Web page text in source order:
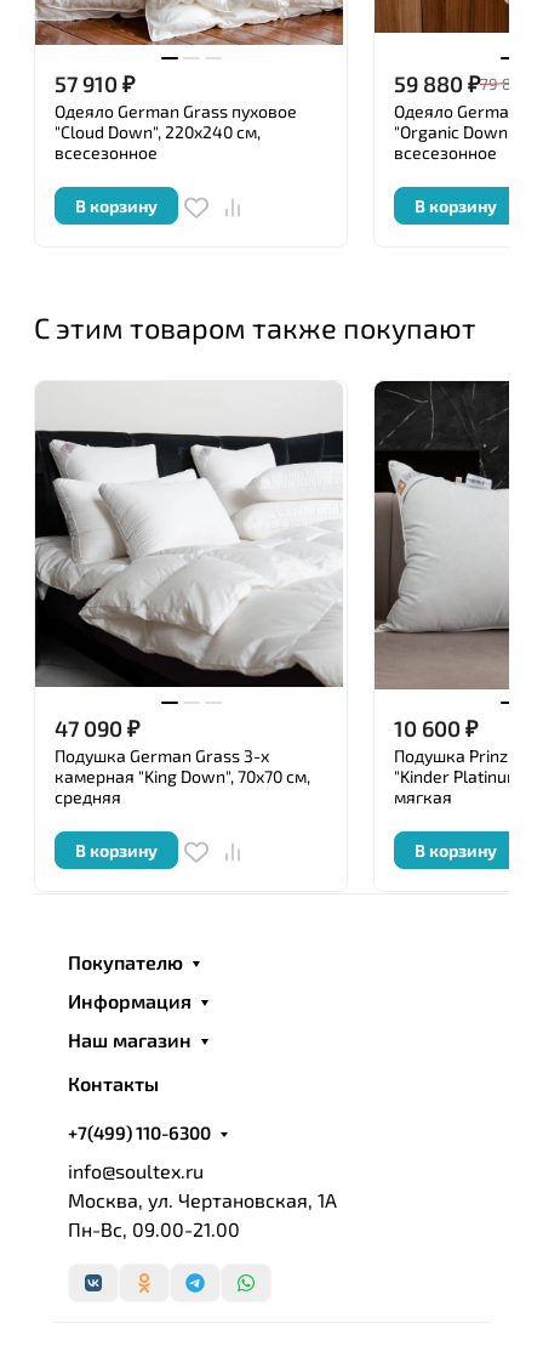
57 910₽
Одеяло German Grass пуховое
"Cloud Down", 220x240 см,
всесезонное
В корзину
59 880₽79 840
Одеяло German
"Organic Down",
всесезонное
В корзину
С этим товаром также покупают
47 090₽
Подушка German Grass 3-х
камерная "King Down", 70x70 см,
средняя
В корзину
10 600₽
Подушка Prinz
"Kinder Platinum",
мягкая
В корзину
Покупателю
Информация
Наш магазин
Контакты
+7(499) 110-6300
info@soultex.ru
Москва, ул. Чертановская, 1А
Пн-Вс, 09.00-21.00